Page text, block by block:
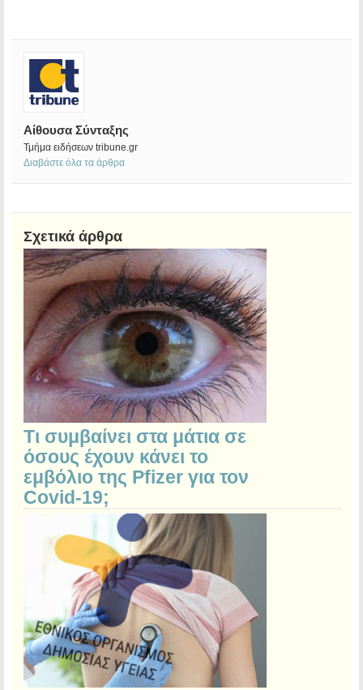
Αίθουσα Σύνταξης
Τμήμα ειδήσεων tribune.gr
Διαβάστε όλα τα άρθρα
Σχετικά άρθρα
Τι συμβαίνει στα μάτια σε
όσους έχουν κάνει το
εμβόλιο της Pfizer για τον
Covid-19;